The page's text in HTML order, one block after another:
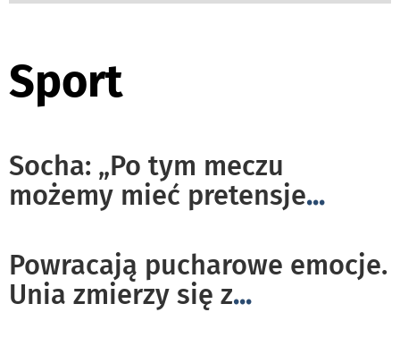
Sport
Socha: „Po tym meczu
możemy mieć pretensje...
Powracają pucharowe emocje.
Unia zmierzy się z...